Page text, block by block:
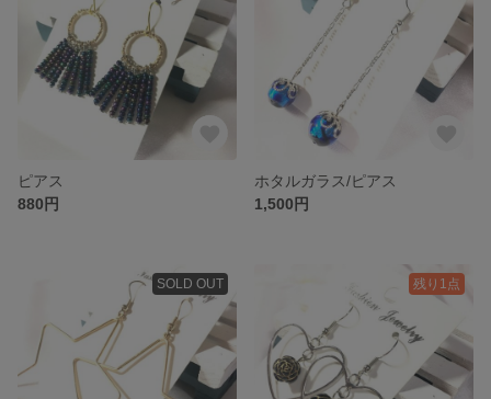
ピアス
880円
ホタルガラス/ピアス
1,500円
SOLD OUT 残り1点